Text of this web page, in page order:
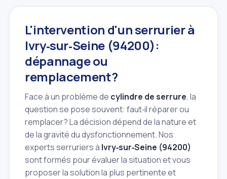
L'intervention d'un serrurier à
Ivry‑sur‑Seine (94200):
dépannage ou
remplacement?
Face à un problème de cylindre de serrure, la
question se pose souvent: faut‑il réparer ou
remplacer? La décision dépend de la nature et
de la gravité du dysfonctionnement. Nos
experts serruriers à Ivry‑sur‑Seine (94200)
sont formés pour évaluer la situation et vous
proposer la solution la plus pertinente et